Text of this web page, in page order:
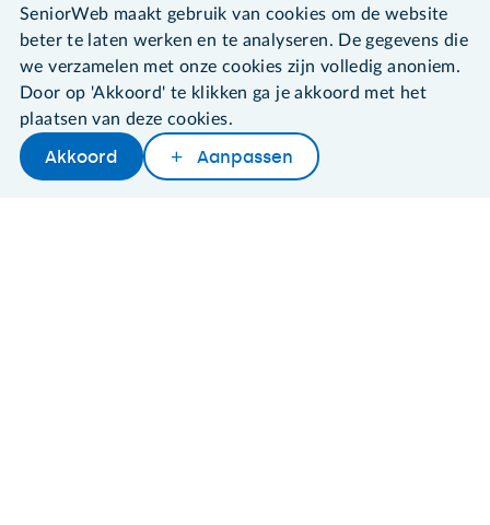
Later lezenDelenWoordenboek
Algemene voorwaarden
Cookies en cookie-instellingen
Disclaimer
Privacybeleid
SeniorWeb maakt gebruik van cookies om de website
beter te laten werken en te analyseren. De gegevens die
we verzamelen met onze cookies zijn volledig anoniem.
Door op 'Akkoord' te klikken ga je akkoord met het
plaatsen van deze cookies.
Akkoord Aanpassen